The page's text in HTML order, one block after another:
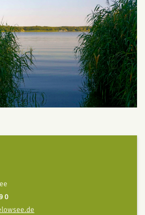
0